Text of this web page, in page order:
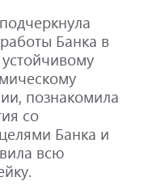
Банка в
познакомила
со
Банка и
всю